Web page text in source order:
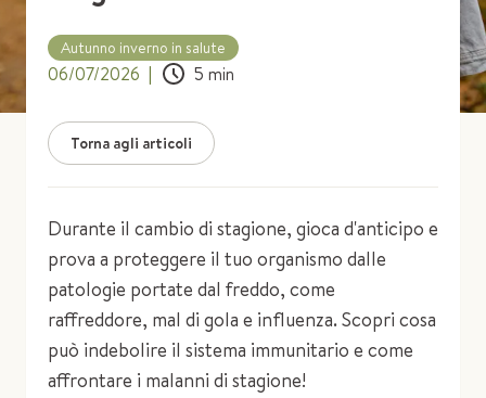
Autunno inverno in salute
06/07/2026 | 5 min
Torna agli articoli
Durante il cambio di stagione, gioca d'anticipo e
prova a proteggere il tuo organismo dalle
patologie portate dal freddo, come
raffreddore, mal di gola e influenza. Scopri cosa
può indebolire il sistema immunitario e come
affrontare i malanni di stagione!